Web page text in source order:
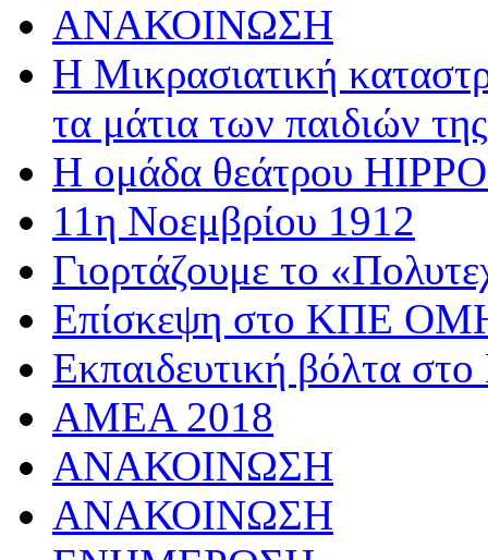
ΑΝΑΚΟΙΝΩΣΗ
Η Μικρασιατική
τα μάτια των παιδιών
Η ομάδα θεάτρου
11η Νοεμβρίου 1912
Γιορτάζουμε το
Επίσκεψη στο ΚΠΕ
Εκπαιδευτική βόλτα
AMEA 2018
ΑΝΑΚΟΙΝΩΣΗ
ΑΝΑΚΟΙΝΩΣΗ